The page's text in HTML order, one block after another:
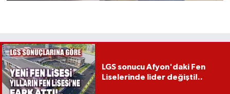
LGS sonucu Afyon'daki Fen
Liselerinde lider değişti!..